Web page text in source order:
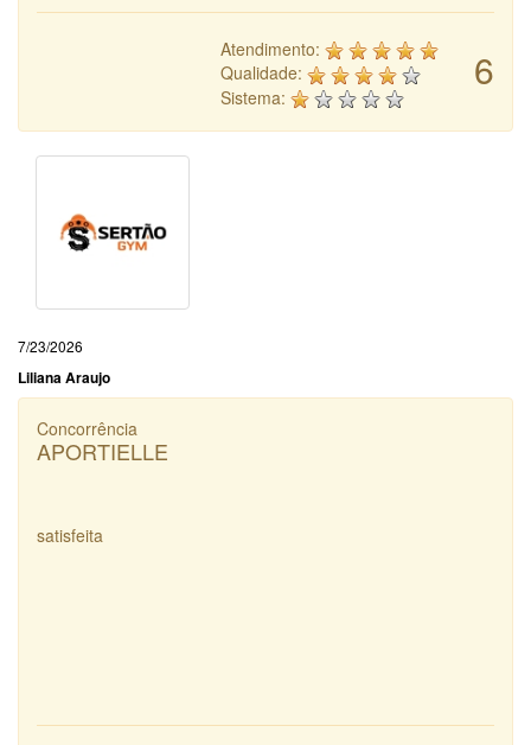
6
Atendimento:
Qualidade:
Sistema:
7/23/2026
Liliana Araujo
Concorrência
APORTIELLE
satisfeita